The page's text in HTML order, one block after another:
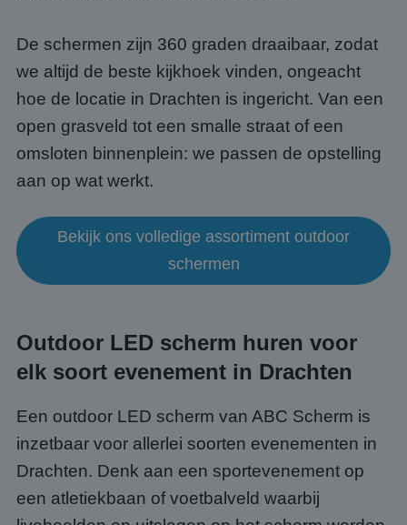
De schermen zijn 360 graden draaibaar, zodat
we altijd de beste kijkhoek vinden, ongeacht
hoe de locatie in Drachten is ingericht. Van een
open grasveld tot een smalle straat of een
omsloten binnenplein: we passen de opstelling
aan op wat werkt.
Bekijk ons volledige assortiment outdoor
schermen
Outdoor LED scherm huren voor
elk soort evenement in Drachten
Een outdoor LED scherm van ABC Scherm is
inzetbaar voor allerlei soorten evenementen in
Drachten. Denk aan een sportevenement op
een atletiekbaan of voetbalveld waarbij